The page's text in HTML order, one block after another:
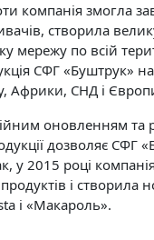
компанія змогла
створила
мережу по всій
СФГ «Буштрук»
Африки, СНД і
оновленням
дозволяє СФГ
у 2015 році
і створила
і «Макароль».